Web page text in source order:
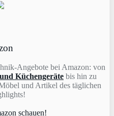
Angebote bei Amazon: von
Küchengeräte bis hin zu
und Artikel des täglichen